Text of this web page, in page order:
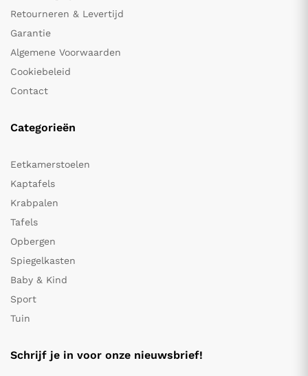
Retourneren & Levertijd
Garantie
Algemene Voorwaarden
Cookiebeleid
Contact
Categorieën
Eetkamerstoelen
Kaptafels
Krabpalen
Tafels
Opbergen
Spiegelkasten
Baby & Kind
Sport
Tuin
Schrijf je in voor onze nieuwsbrief!